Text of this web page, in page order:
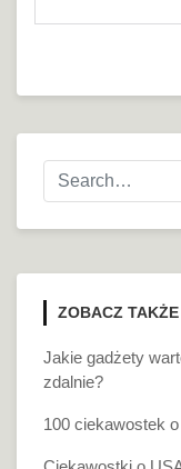
ZOBACZ TAKŻE
Jakie gadżety
zdalnie?
100 ciekawostek